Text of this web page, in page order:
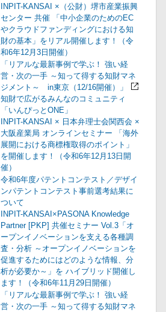
INPIT-KANSAI ×（公財）堺市産業振興
センター 共催 「中小企業のためのEC
やクラウドファンディングにおける知
財の基本」をリアル開催します！（令
和6年12月3日開催）
「リアルな最新事例で学ぶ！ 強い経
営・次の一手 ～知って得する知財マネ
ジメント～ in東京（12/16開催）」
知財で広がるみんなのコミュニティ
「いんぴっとONE」
INPIT-KANSAI × 日本弁理士会関西会 ×
大阪産業局 オンラインセミナー 「海外
展開における商標権取得のポイント」
を開催します！（令和6年12月13日開
催）
令和6年度パテントコンテスト／デザイ
ンパテントコンテスト事前選考結果に
ついて
INPIT-KANSAI×PASONA Knowledge
Partner [PKP] 共催セミナー Vol.3「オ
ープンイノベーションを支える各種調
査・分析 ～オープンイノベーションを
促進するためにはどのような情報、分
析が必要か～」を ハイブリッド開催し
ます！（令和6年11月29日開催）
「リアルな最新事例で学ぶ！ 強い経
営・次の一手 ～知って得する知財マネ